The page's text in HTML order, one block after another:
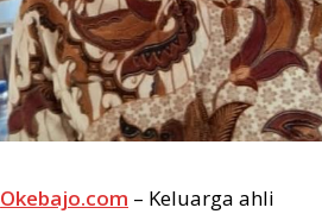
Okebajo.com – Keluarga ahli